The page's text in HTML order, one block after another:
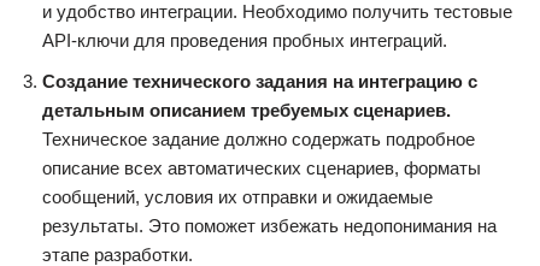
и удобство интеграции. Необходимо получить тестовые
API-ключи для проведения пробных интеграций.
Создание технического задания на интеграцию с
детальным описанием требуемых сценариев.
Техническое задание должно содержать подробное
описание всех автоматических сценариев, форматы
сообщений, условия их отправки и ожидаемые
результаты. Это поможет избежать недопонимания на
этапе разработки.